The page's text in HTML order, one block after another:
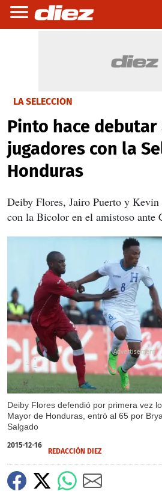
LA SELECCIÓN
Pinto hace debutar
jugadores con la
Honduras
Deiby Flores, Jairo Puerto y Kevin
con la Bicolor en el amistoso ante
Deiby Flores defendió por primera vez
Mayor de Honduras, entró al 65 por
Salgado
2015-12-16
REDACCIÓN DIEZ